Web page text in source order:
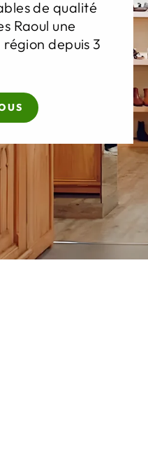
de qualité
Raoul une
depuis 3